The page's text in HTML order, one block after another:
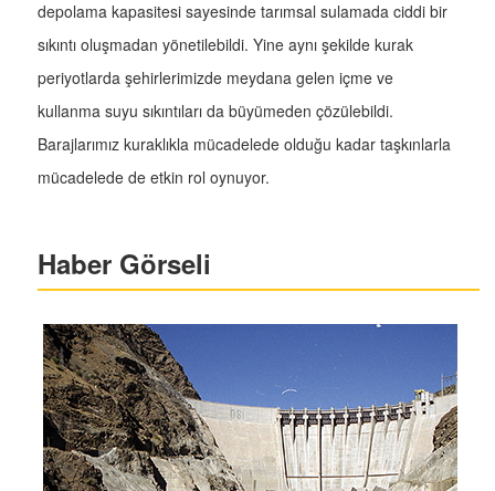
depolama kapasitesi sayesinde tarımsal sulamada ciddi bir
sıkıntı oluşmadan yönetilebildi. Yine aynı şekilde kurak
periyotlarda şehirlerimizde meydana gelen içme ve
kullanma suyu sıkıntıları da büyümeden çözülebildi.
Barajlarımız kuraklıkla mücadelede olduğu kadar taşkınlarla
mücadelede de etkin rol oynuyor.
Haber Görseli